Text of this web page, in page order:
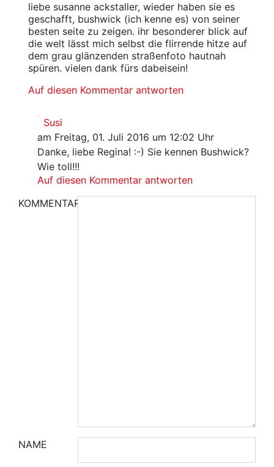
liebe susanne ackstaller, wieder haben sie es
geschafft, bushwick (ich kenne es) von seiner
besten seite zu zeigen. ihr besonderer blick auf
die welt lässt mich selbst die flirrende hitze auf
dem grau glänzenden straßenfoto hautnah
spüren. vielen dank fürs dabeisein!
Auf diesen Kommentar antworten
Susi
am Freitag, 01. Juli 2016 um 12:02 Uhr
Danke, liebe Regina! :-) Sie kennen Bushwick?
Wie toll!!!
Auf diesen Kommentar antworten
KOMMENTAR
NAME